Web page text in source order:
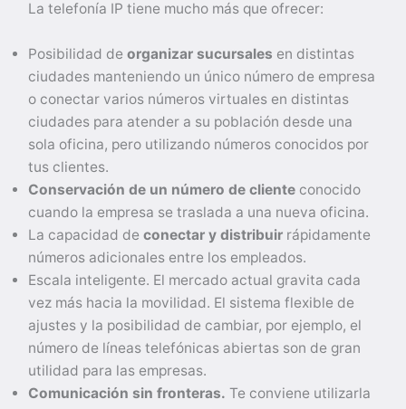
La telefonía IP tiene mucho más que ofrecer:
Posibilidad de organizar sucursales en distintas
ciudades manteniendo un único número de empresa
o conectar varios números virtuales en distintas
ciudades para atender a su población desde una
sola oficina, pero utilizando números conocidos por
tus clientes.
Conservación de un número de cliente conocido
cuando la empresa se traslada a una nueva oficina.
La capacidad de conectar y distribuir rápidamente
números adicionales entre los empleados.
Escala inteligente. El mercado actual gravita cada
vez más hacia la movilidad. El sistema flexible de
ajustes y la posibilidad de cambiar, por ejemplo, el
número de líneas telefónicas abiertas son de gran
utilidad para las empresas.
Comunicación sin fronteras. Te conviene utilizarla